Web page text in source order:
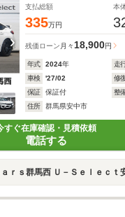
支払総額
335万円
本
残価ローン 月々 18,900円
年式 2024年 走
車検
'27/02 修
保証
保証付 整
住所
群馬県安中市
すぐ在庫確認・見積依頼
電話する
ｒｓ群馬西 Ｕ－Ｓｅｌｅｃｔ